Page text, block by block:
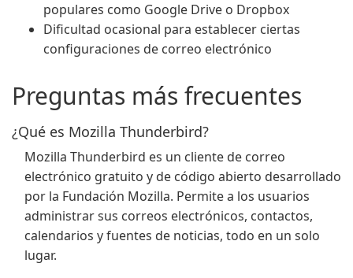
populares como Google Drive o Dropbox
Dificultad ocasional para establecer ciertas
configuraciones de correo electrónico
Preguntas más frecuentes
¿Qué es Mozilla Thunderbird?
Mozilla Thunderbird es un cliente de correo
electrónico gratuito y de código abierto desarrollado
por la Fundación Mozilla. Permite a los usuarios
administrar sus correos electrónicos, contactos,
calendarios y fuentes de noticias, todo en un solo
lugar.